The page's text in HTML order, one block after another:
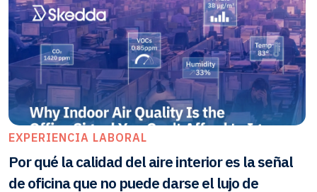
EXPERIENCIA LABORAL
Por qué la calidad del aire interior es la señal
de oficina que no puede darse el lujo de